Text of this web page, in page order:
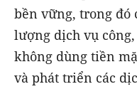
bền vững, trong đó
lượng dịch vụ
không dùng tiền
và phát triển các